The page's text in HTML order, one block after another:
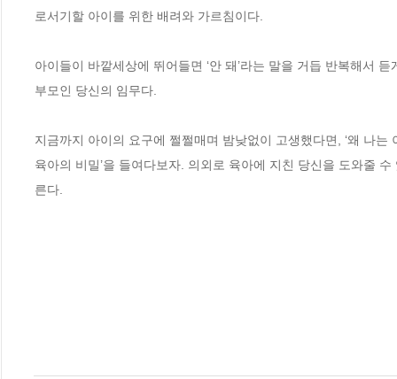
로서기할 아이를 위한 배려와 가르침이다.
아이들이 바깥세상에 뛰어들면 ‘안 돼’라는 말을 거듭 반복해서
부모인 당신의 임무다.
지금까지 아이의 요구에 쩔쩔매며 밤낮없이 고생했다면, ‘왜 나
육아의 비밀’을 들여다보자. 의외로 육아에 지친 당신을 도와줄
른다.